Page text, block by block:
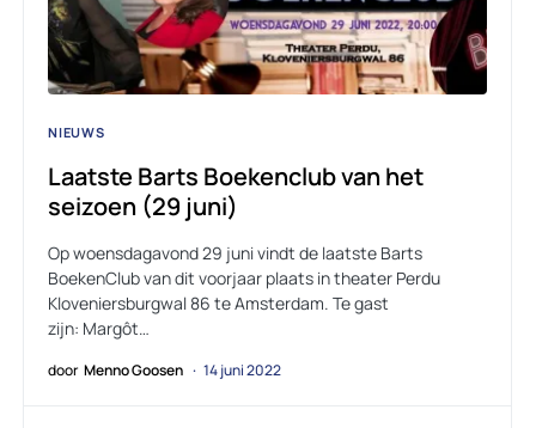
NIEUWS
Laatste Barts Boekenclub van het
seizoen (29 juni)
Op woensdagavond 29 juni vindt de laatste Barts
BoekenClub van dit voorjaar plaats in theater Perdu
Kloveniersburgwal 86 te Amsterdam. Te gast
zijn: Margôt…
door Menno Goosen 14 juni 2022